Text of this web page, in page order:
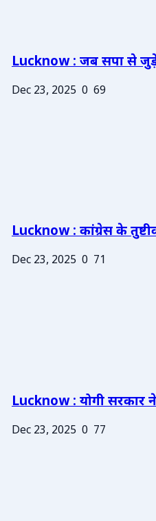
Lucknow : जब सपा से जुड़े
Dec 23, 2025 0 69
Lucknow : कांग्रेस के
Dec 23, 2025 0 71
Lucknow : योगी सरकार
Dec 23, 2025 0 77